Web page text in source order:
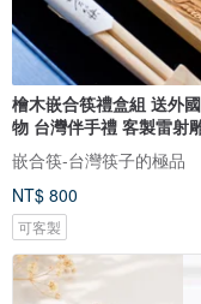
檜木嵌合筷禮盒組 送外
物 台灣伴手禮 客製雷射
嵌合筷-台灣筷子的極品
NT$ 800
可客製